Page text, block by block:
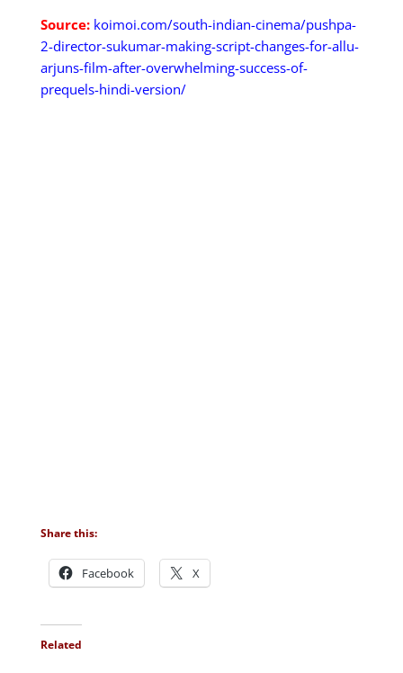
Source: koimoi.com/south-indian-cinema/pushpa-
2-director-sukumar-making-script-changes-for-allu-
arjuns-film-after-overwhelming-success-of-
prequels-hindi-version/
Share this:
Facebook X
Related